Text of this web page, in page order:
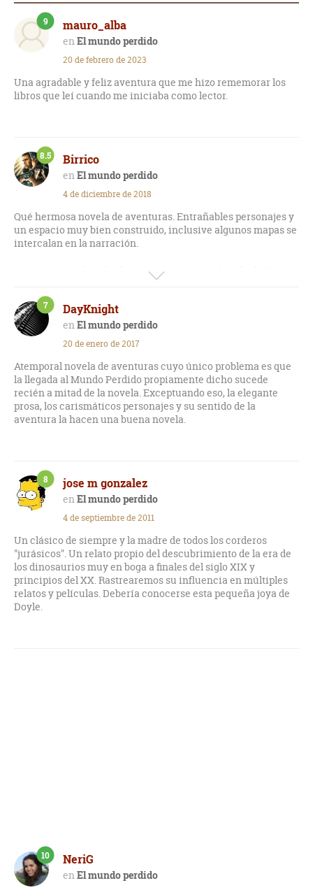
mauro_alba
El mundo perdido
9
20 de febrero de 2023
Una agradable y feliz aventura que me hizo rememorar los
libros que leí cuando me iniciaba como lector.
Birrico
El mundo perdido
8.5
4 de diciembre de 2018
Qué hermosa novela de aventuras. Entrañables personajes y
un espacio muy bien construido, inclusive algunos mapas se
intercalan en la narración.
Con respecto al estilo: decimonónico, muy al estilo de H. G.
Wells, por cierto. Algunas escenas son muy visuales y siguen
cobrando vida varios días después de acabar la lectura.
Un placer de libro y una invitación al mundo de los sueños.
DayKnight
El mundo perdido
7
20 de enero de 2017
Atemporal novela de aventuras cuyo único problema es que
la llegada al Mundo Perdido propiamente dicho sucede
recién a mitad de la novela. Exceptuando eso, la elegante
prosa, los carismáticos personajes y su sentido de la
aventura la hacen una buena novela.
jose m gonzalez
El mundo perdido
8
4 de septiembre de 2011
Un clásico de siempre y la madre de todos los corderos
"jurásicos". Un relato propio del descubrimiento de la era de
los dinosaurios muy en boga a finales del siglo XIX y
principios del XX. Rastrearemos su influencia en múltiples
relatos y películas. Debería conocerse esta pequeña joya de
Doyle.
NeriG
El mundo perdido
10